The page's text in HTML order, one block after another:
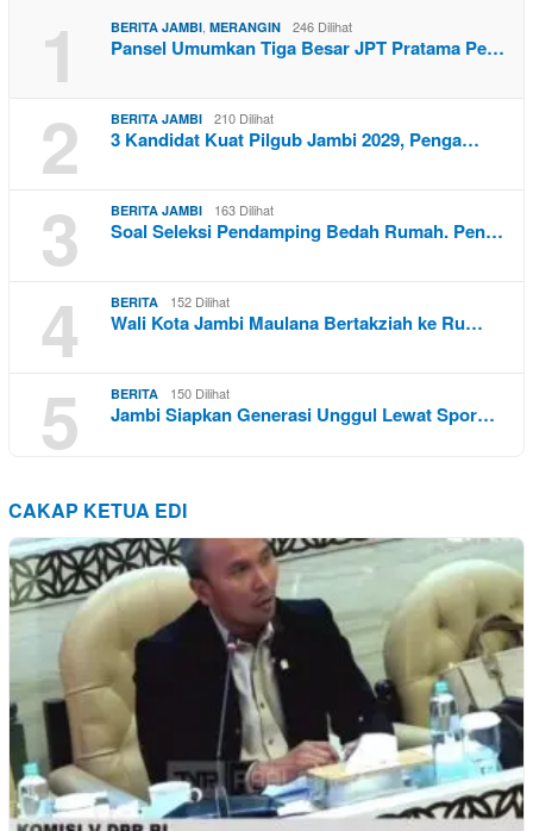
1 BERITA JAMBI, MERANGIN 246 Dilihat
Pansel Umumkan Tiga Besar JPT Pratama Pe…
2 BERITA JAMBI 210 Dilihat
3 Kandidat Kuat Pilgub Jambi 2029, Penga…
3 BERITA JAMBI 163 Dilihat
Soal Seleksi Pendamping Bedah Rumah. Pen…
4 BERITA 152 Dilihat
Wali Kota Jambi Maulana Bertakziah ke Ru…
5 BERITA 150 Dilihat
Jambi Siapkan Generasi Unggul Lewat Spor…
CAKAP KETUA EDI